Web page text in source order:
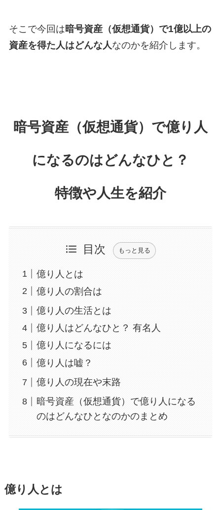
そこで今回は暗号資産（仮想通貨）で1億以上の
資産を得た人はどんな人なのかを紹介します。
暗号資産（仮想通貨）で億り人
になるのはどんなひと？
特徴や人生を紹介
目次 もっと見る
億り人とは
億り人の割合は
億り人の生活とは
億り人はどんなひと？ 有名人
億り人になるには
億り人は嘘？
億り人の現在や末路
暗号資産（仮想通貨）で億り人になる
のはどんなひとなのかのまとめ
億り人とは